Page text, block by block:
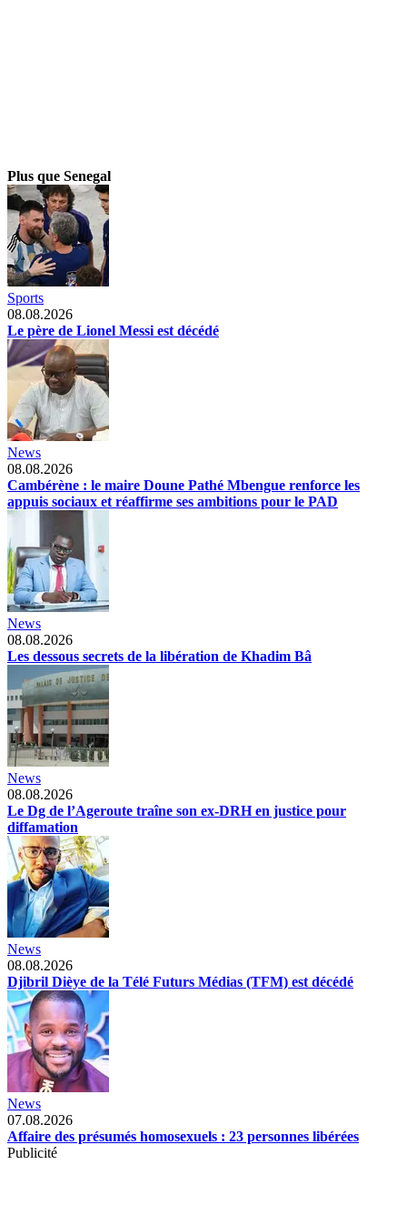
Plus que Senegal
Sports
08.08.2026
Le père de Lionel Messi est décédé
News
08.08.2026
Cambérène : le maire Doune Pathé Mbengue renforce les
appuis sociaux et réaffirme ses ambitions pour le PAD
News
08.08.2026
Les dessous secrets de la libération de Khadim Bâ
News
08.08.2026
Le Dg de l’Ageroute traîne son ex-DRH en justice pour
diffamation
News
08.08.2026
Djibril Dièye de la Télé Futurs Médias (TFM) est décédé
News
07.08.2026
Affaire des présumés homosexuels : 23 personnes libérées
Publicité